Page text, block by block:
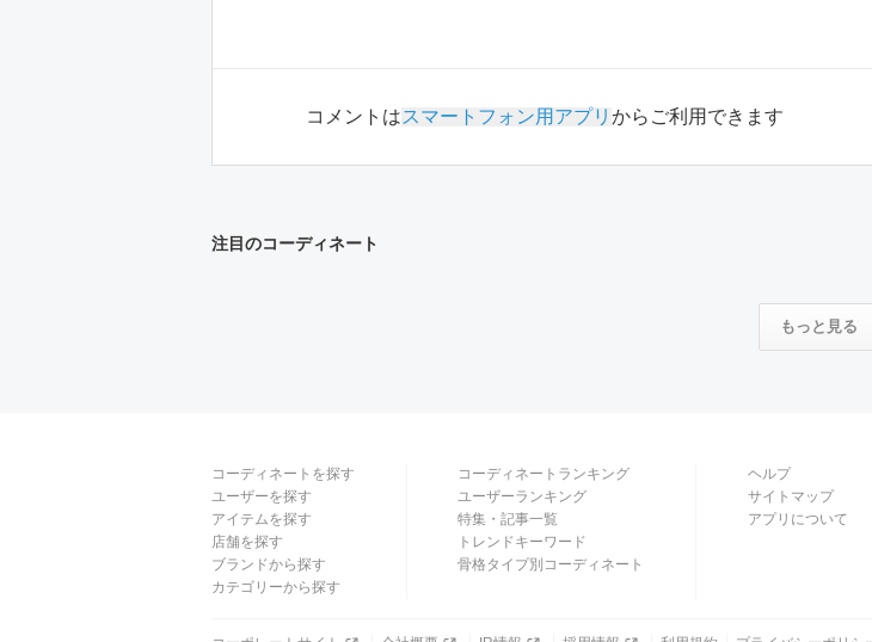
コメントはスマートフォン用アプリ からご利用できます
注目のコーディネート
もっと見る
コーディネートを探す
ユーザーを探す
アイテムを探す
店舗を探す
ブランドから探す
カテゴリーから探す
コーディネートランキング
ユーザーランキング
特集・記事一覧
トレンドキーワード
骨格タイプ別コーディネート
ヘルプ
サイトマップ
アプリについて